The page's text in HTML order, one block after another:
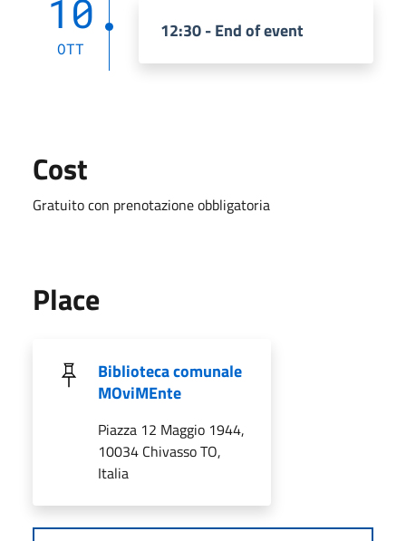
10
OTT
12:30 - End of event
Cost
Gratuito con prenotazione obbligatoria
Place
Biblioteca comunale
MOviMEnte
Piazza 12 Maggio 1944,
10034 Chivasso TO,
Italia